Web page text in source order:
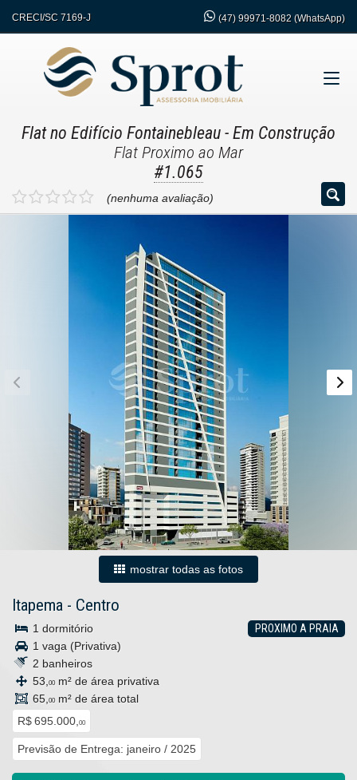
CRECI/SC 7169-J (47) 99971-8082 (WhatsApp)
Flat no Edifício Fontainebleau - Em Construção
Flat Proximo ao Mar
#1.065
(nenhuma avaliação)
mostrar todas as fotos
Itapema - Centro
PROXIMO A PRAIA
1 dormitório
1 vaga (Privativa)
2 banheiros
53, 00 m² de área privativa
65, 00 m² de área total
R$ 695.000, 00
Previsão de Entrega: janeiro / 2025